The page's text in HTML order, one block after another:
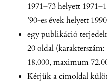
1971–73 helyett
’90-es évek helyett
egy publikáció
20 oldal
18.000, maximum
Kérjük a címoldal